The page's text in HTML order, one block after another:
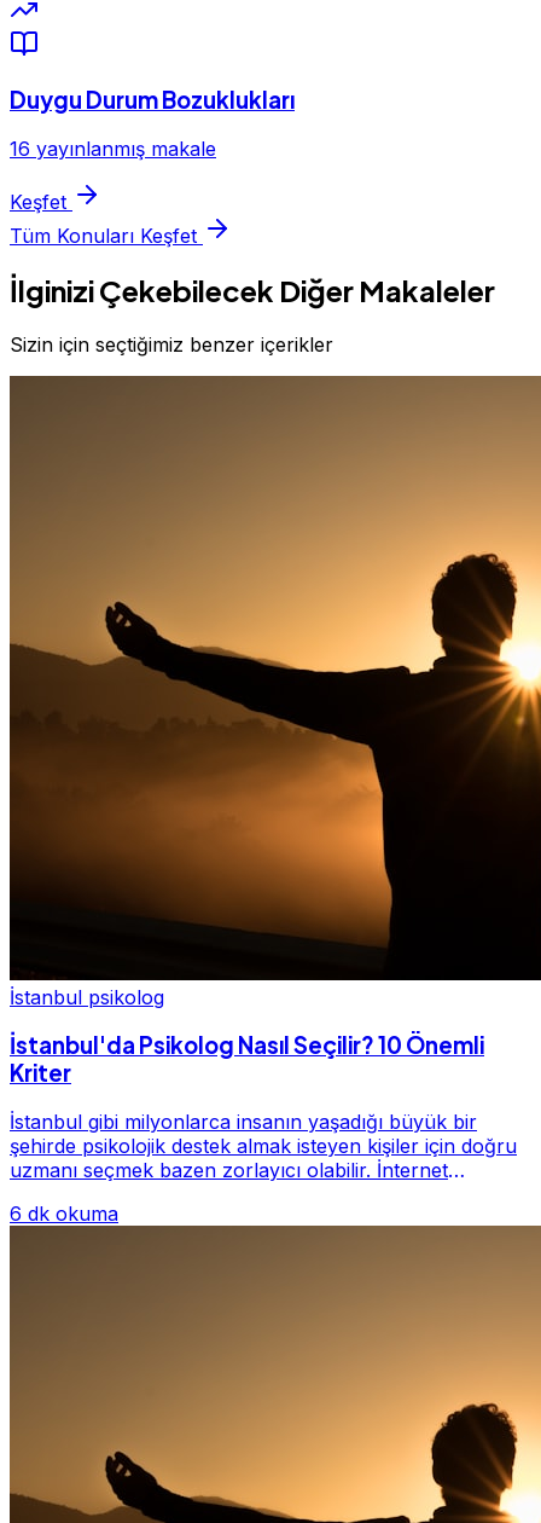
Duygu Durum Bozuklukları
16 yayınlanmış makale
Keşfet
Tüm Konuları Keşfet
İlginizi Çekebilecek Diğer Makaleler
Sizin için seçtiğimiz benzer içerikler
İstanbul psikolog
İstanbul'da Psikolog Nasıl Seçilir? 10 Önemli
Kriter
İstanbul gibi milyonlarca insanın yaşadığı büyük bir
şehirde psikolojik destek almak isteyen kişiler için doğru
uzmanı seçmek bazen zorlayıcı olabilir. İnternet
6 dk okuma